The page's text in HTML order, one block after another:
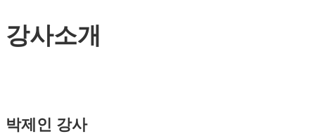
강사소개
박제인 강사